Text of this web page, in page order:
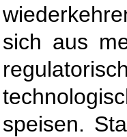
sich aus
speisen.